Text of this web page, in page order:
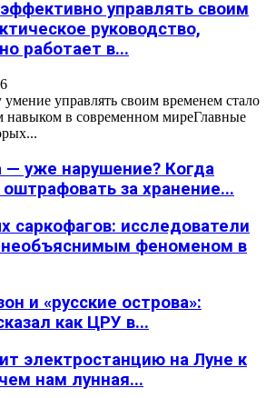
управлять своим
руководство,
работает в...
управлять своим временем стало
навыком в современном миреГлавные
— уже нарушение? Когда
за хранение...
саркофагов: исследователи
необъяснимым феноменом в
и «русские острова»:
как ЦРУ в...
электростанцию на Луне к
нам лунная...